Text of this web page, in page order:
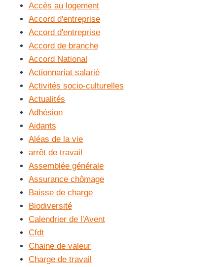
Accès au logement
Accord d'entreprise
Accord d'entreprise
Accord de branche
Accord National
Actionnariat salarié
Activités socio-culturelles
Actualités
Adhésion
Aidants
Aléas de la vie
arrêt de travail
Assemblée générale
Assurance chômage
Baisse de charge
Biodiversité
Calendrier de l'Avent
Cfdt
Chaine de valeur
Charge de travail